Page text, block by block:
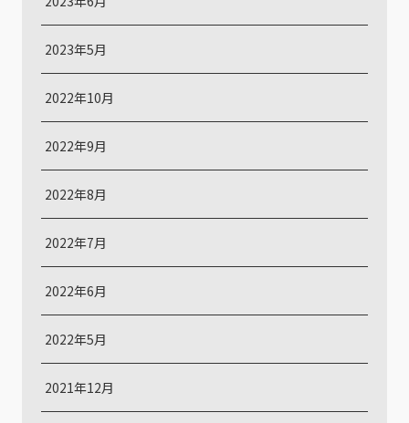
2023年5月
2022年10月
2022年9月
2022年8月
2022年7月
2022年6月
2022年5月
2021年12月